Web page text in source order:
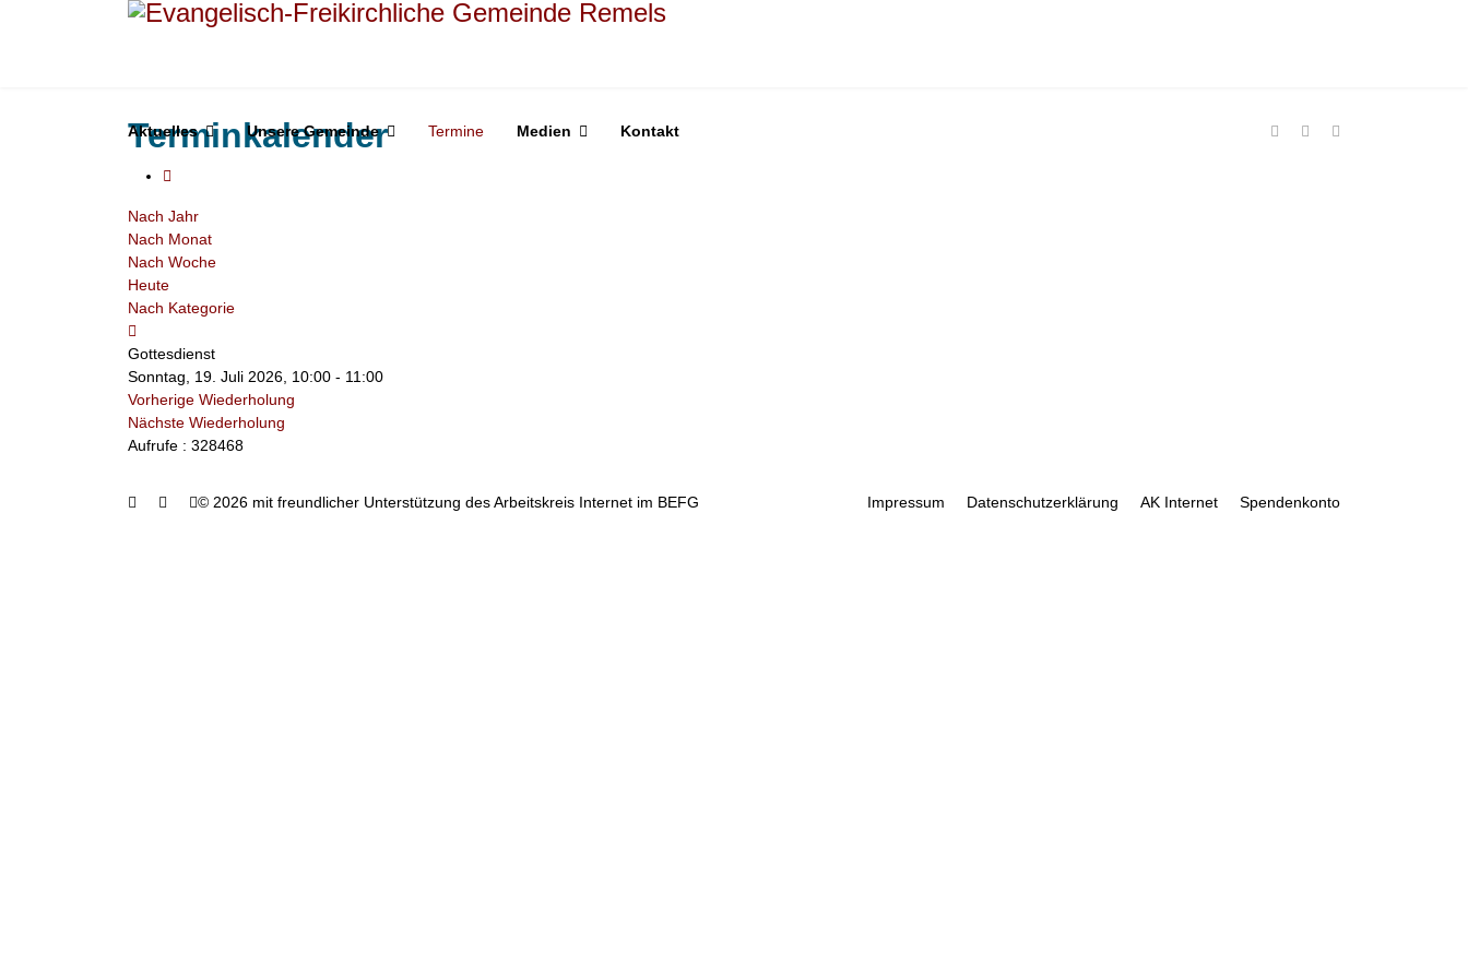
Aktuelles Unsere Gemeinde Termine Medien Kontakt
Terminkalender
Nach Jahr
Nach Monat
Nach Woche
Heute
Nach Kategorie
Gottesdienst
Sonntag, 19. Juli 2026, 10:00 - 11:00
Vorherige Wiederholung
Nächste Wiederholung
Aufrufe : 328468
© 2026 mit freundlicher Unterstützung des Arbeitskreis Internet im BEFG Impressum Datenschutzerklärung AK Internet Spendenkonto